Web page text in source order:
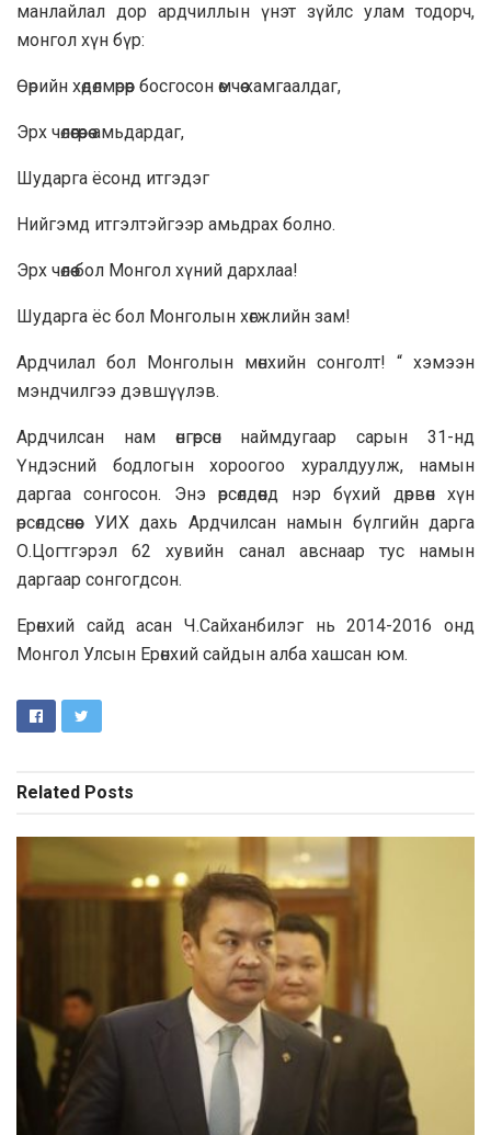
манлайлал дор ардчиллын үнэт зүйлс улам тодорч,
монгол хүн бүр:
Өөрийн хөдөлмөрөөр босгосон өмчөө хамгаалдаг,
Эрх чөлөөгөөрөө амьдардаг,
Шударга ёсонд итгэдэг
Нийгэмд итгэлтэйгээр амьдрах болно.
Эрх чөлөө бол Монгол хүний дархлаа!
Шударга ёс бол Монголын хөгжлийн зам!
Ардчилал бол Монголын мөнхийн сонголт! “ хэмээн
мэндчилгээ дэвшүүлэв.
Ардчилсан нам өнгөрсөн наймдугаар сарын 31-нд
Үндэсний бодлогын хороогоо хуралдуулж, намын
даргаа сонгосон. Энэ өрсөлдөөнд нэр бүхий дөрвөн хүн
өрсөлдсөнөөс УИХ дахь Ардчилсан намын бүлгийн дарга
О.Цогтгэрэл 62 хувийн санал авснаар тус намын
даргаар сонгогдсон.
Ерөнхий сайд асан Ч.Сайханбилэг нь 2014-2016 онд
Монгол Улсын Ерөнхий сайдын алба хашсан юм.
Related Posts